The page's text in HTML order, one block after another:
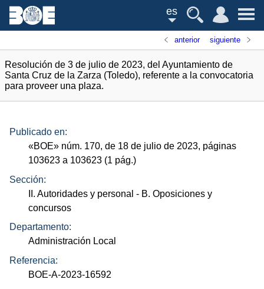
es
anterior siguiente
Resolución de 3 de julio de 2023, del Ayuntamiento de
Santa Cruz de la Zarza (Toledo), referente a la convocatoria
para proveer una plaza.
Publicado en:
«BOE» núm. 170, de 18 de julio de 2023, páginas
103623 a 103623 (1 pág.)
Sección:
II. Autoridades y personal - B. Oposiciones y
concursos
Departamento:
Administración Local
Referencia:
BOE-A-2023-16592